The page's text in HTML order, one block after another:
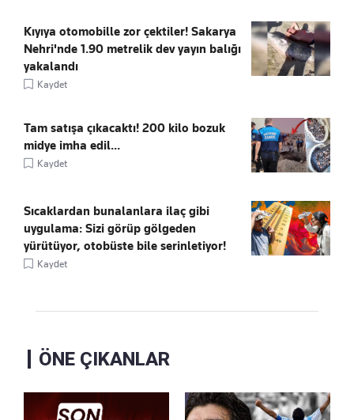
Kıyıya otomobille zor çektiler! Sakarya
Nehri'nde 1.90 metrelik dev yayın balığı
yakalandı
Kaydet
Tam satışa çıkacaktı! 200 kilo bozuk
midye imha edil...
Kaydet
Sıcaklardan bunalanlara ilaç gibi
uygulama: Sizi görüp gölgeden
yürütüyor, otobüste bile serinletiyor!
Kaydet
ÖNE ÇIKANLAR